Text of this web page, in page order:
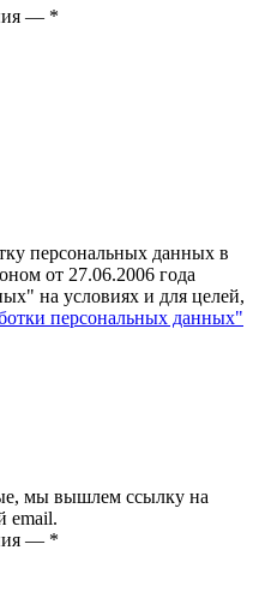
— *
персональных данных в
от 27.06.2006 года
на условиях и для целей,
персональных данных"
мы вышлем ссылку на
email.
— *